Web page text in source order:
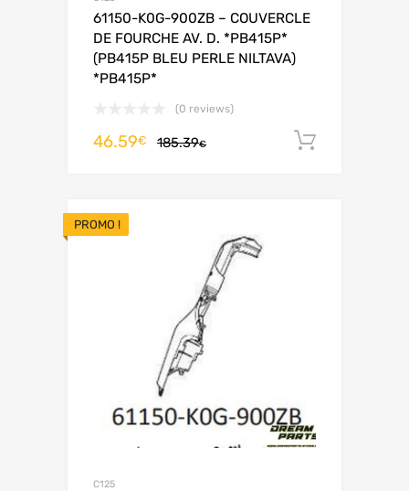
61150-K0G-900ZB – COUVERCLE
DE FOURCHE AV. D. *PB415P*
(PB415P BLEU PERLE NILTAVA)
*PB415P*
(0 reviews)
185.39€
46.59€
PROMO !
C125